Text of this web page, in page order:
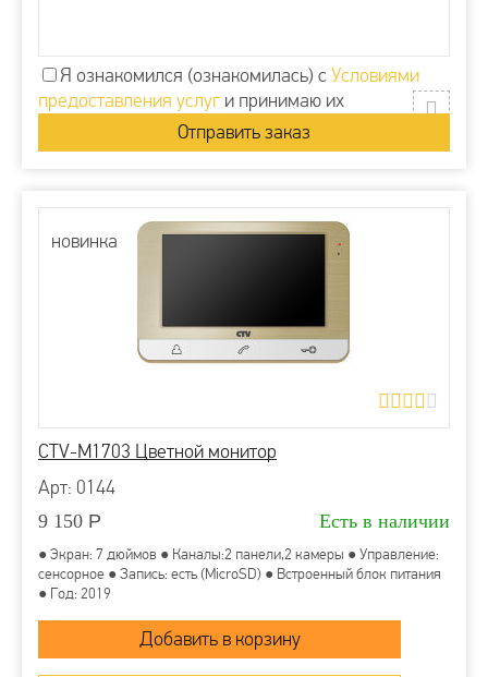
Я ознакомился (ознакомилась) с Условиями
предоставления услуги принимаю их
новинка
CTV-M1703 Цветной монитор
Арт: 0144
9 150 Р Есть в наличии
● Экран: 7 дюймов ● Каналы:2 панели,2 камеры ● Управление:
сенсорное ● Запись: есть (MicroSD) ● Встроенный блок питания
● Год: 2019